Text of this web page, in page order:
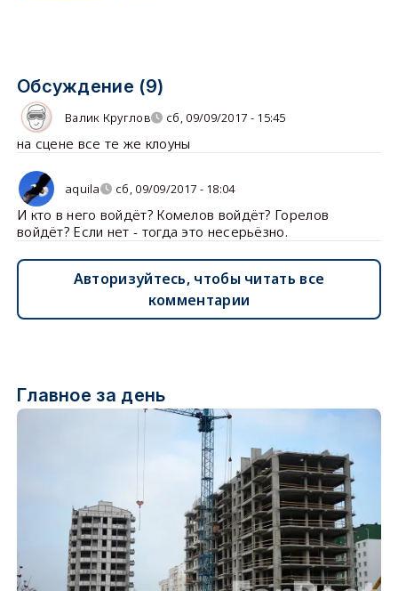
Обсуждение (9)
Валик Круглов сб, 09/09/2017 - 15:45
на сцене все те же клоуны
aquila сб, 09/09/2017 - 18:04
И кто в него войдёт? Комелов войдёт? Горелов
войдёт? Если нет - тогда это несерьёзно.
Авторизуйтесь, чтобы читать все
комментарии
Главное за день